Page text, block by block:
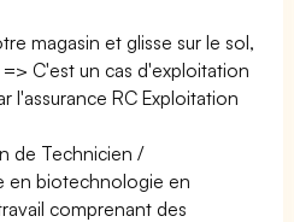
magasin et glisse sur le sol,
C'est un cas d'exploitation
l'assurance RC Exploitation
de Technicien /
en biotechnologie en
comprenant des